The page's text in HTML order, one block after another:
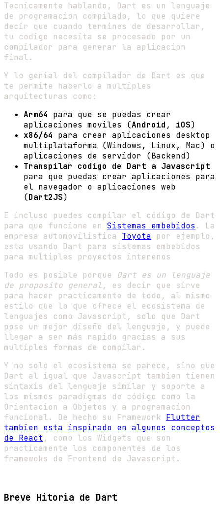
Tecnicamente hablando, Dart es un lenguaje
de programacion compilado, lo que quiere
decir que cuando termines de desarrollar,
tu codigo necesita se procesado por un
compilador para generar la aplicacion
final.
Y lo genial del compilador de Dart es que
te permite hacerlo a multiples
arquitecturas como:
Arm64 para que se puedas crear
aplicaciones moviles (Android , iOS)
x86/64 para crear aplicaciones desktop
multiplataforma (Windows, Linux, Mac) o
aplicaciones de servidor (Backend)
Transpilar codigo de Dart a Javascript
para que puedas crear aplicaciones para
el navegador o aplicaciones web
(Dart2JS)
E incluso puedes compilar el código de Dart
para que funcione en Sistemas embebidos . La
empresa automovilistica Toyota por ejemplo,
esta usando Dart para sistemas embebidos
para multiples proyectos interenos
Todo es posible porque Dart es un lenguaje
de proposito general, es decir que sirve
para hacer practicamente de todo, al mismo
estilo que lo que ofrece el ecosistema de
lenguajes como Javascript, solo que Dart
pose un mejor diseño del lenguaje, y puede
llegar a ser más rapido gracias a sus
multiples formas de compilar.
Y no solo el ecosistema se parece, sino que
Dart al igual que Javascript tambien tienen
sintaxis del lenguaje similar y soporte a
los mismos paradigmas de código como la
Orientacion a Objetos y a programacion
funcional. De hecho su Framework Flutter
tambien esta inspirado en algunos conceptos
de React , como los Widgets que son
practicamente los componentes de los
framewoks de Frontend de Javascript.
Breve Hitoria de Dart